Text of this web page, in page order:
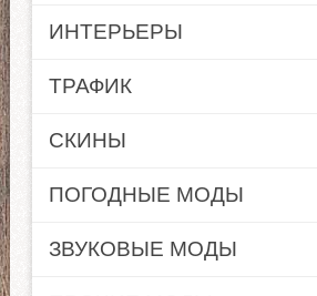
ИНТЕРЬЕРЫ
ТРАФИК
СКИНЫ
ПОГОДНЫЕ МОДЫ
ЗВУКОВЫЕ МОДЫ